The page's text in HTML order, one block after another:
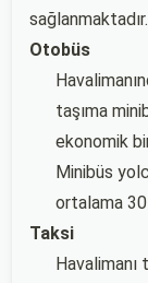
sağlanmaktadır.
Otobüs
taşıma
ekonomik
Minibüs
ortalama
Taksi
Havalimanı